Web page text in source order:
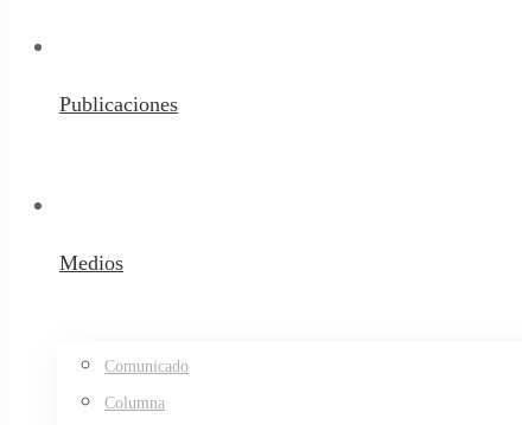
Publicaciones
Medios
Comunicado
Columna